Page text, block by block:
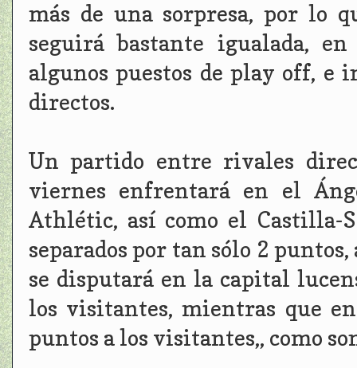
más de una sorpresa, por lo
seguirá bastante igualada,
algunos puestos de play off, e
directos.
Un partido entre rivales
viernes enfrentará en el
Athlétic, así como el Castilla-
separados por tan sólo 2
se disputará en la capital
los visitantes, mientras que
puntos a los visitantes,, como